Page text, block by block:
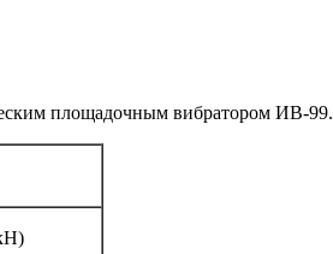
площадочным вибратором ИВ-99.